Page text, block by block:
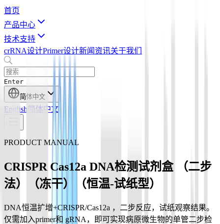
首页
产品中心
技术支持
crRNA设计Primer设计新闻资讯关于我们
Enter
简体中文
English 简体中文
PRODUCT MANUAL
CRISPR Cas12a DNA检测试剂盒 （二步
法）（冻干）（恒温-试纸型）
DNA恒温扩增+CRISPR/Cas12a ，二步反应，试纸观察结果。
仅需加入primer和 gRNA，即可实现病原微生物的单管二步检